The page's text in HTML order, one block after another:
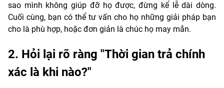
sao mình không giúp đỡ họ được, đừng kể lễ dài dòng.
Cuối cùng, bạn có thể tư vấn cho họ những giải pháp bạn
cho là phù hợp, hoặc đơn giản là chúc họ may mắn.
2. Hỏi lại rõ ràng "Thời gian trả chính
xác là khi nào?"